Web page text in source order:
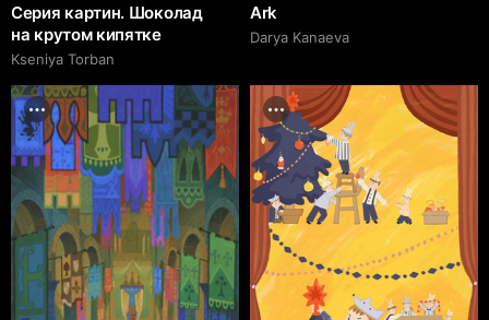
Серия картин. Шоколад
на крутом кипятке
Kseniya Torban
Ark
Darya Kanaeva